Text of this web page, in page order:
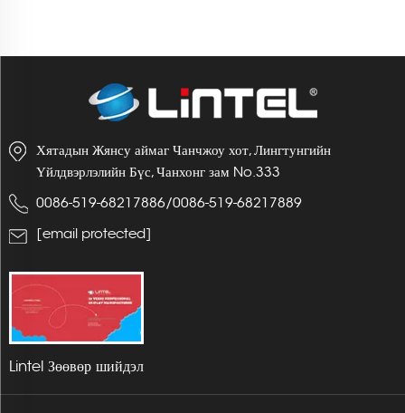
Хятадын Жянсу аймаг Чанчжоу хот, Лингтунгийн
Үйлдвэрлэлийн Бүс, Чанхонг зам No.333
0086-519-68217886/0086-519-68217889
[email protected]
Lintel Зөөвөр шийдэл